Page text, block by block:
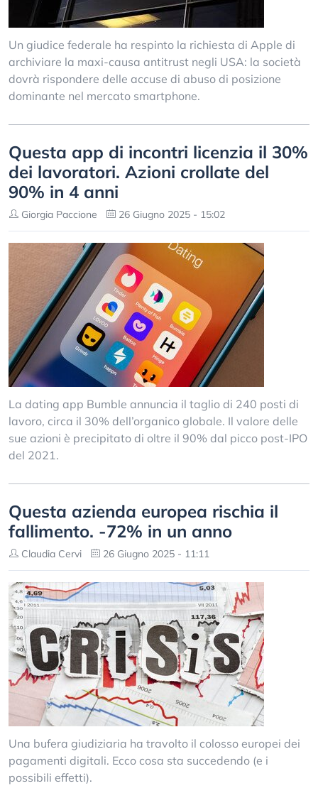
Un giudice federale ha respinto la richiesta di Apple di
archiviare la maxi-causa antitrust negli USA: la società
dovrà rispondere delle accuse di abuso di posizione
dominante nel mercato smartphone.
Questa app di incontri licenzia il 30%
dei lavoratori. Azioni crollate del
90% in 4 anni
Giorgia Paccione 26 Giugno 2025 - 15:02
La dating app Bumble annuncia il taglio di 240 posti di
lavoro, circa il 30% dell’organico globale. Il valore delle
sue azioni è precipitato di oltre il 90% dal picco post-IPO
del 2021.
Questa azienda europea rischia il
fallimento. -72% in un anno
Claudia Cervi 26 Giugno 2025 - 11:11
Una bufera giudiziaria ha travolto il colosso europei dei
pagamenti digitali. Ecco cosa sta succedendo (e i
possibili effetti).